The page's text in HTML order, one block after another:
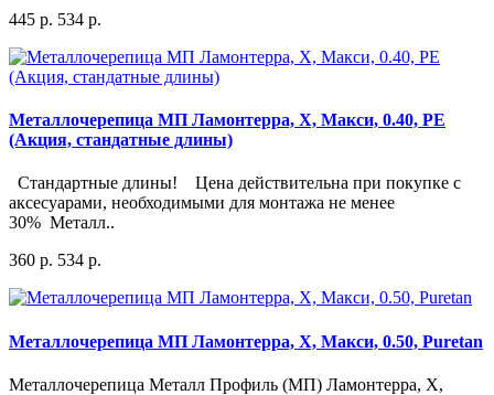
445 р. 534 р.
Металлочерепица МП Ламонтерра, X, Макси, 0.40, PE
(Акция, стандатные длины)
Стандартные длины! Цена действительна при покупке с
аксесуарами, необходимыми для монтажа не менее
30% Металл..
360 р. 534 р.
Металлочерепица МП Ламонтерра, X, Макси, 0.50, Puretan
Металлочерепица Металл Профиль (МП) Ламонтерра, X,